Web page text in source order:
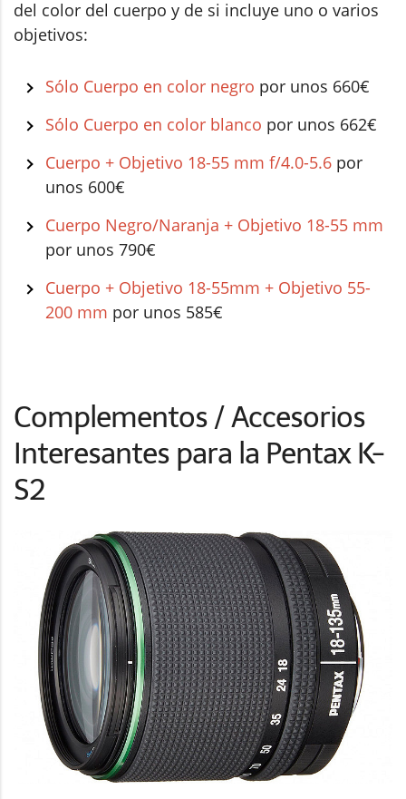
del color del cuerpo y de si incluye uno o varios
objetivos:
Sólo Cuerpo en color negro por unos 660€
Sólo Cuerpo en color blanco por unos 662€
Cuerpo + Objetivo 18-55 mm f/4.0-5.6 por
unos 600€
Cuerpo Negro/Naranja + Objetivo 18-55 mm
por unos 790€
Cuerpo + Objetivo 18-55mm + Objetivo 55-
200 mm por unos 585€
Complementos / Accesorios
Interesantes para la Pentax K-
S2